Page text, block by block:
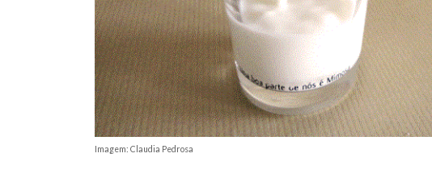
Imagem: Claudia Pedrosa